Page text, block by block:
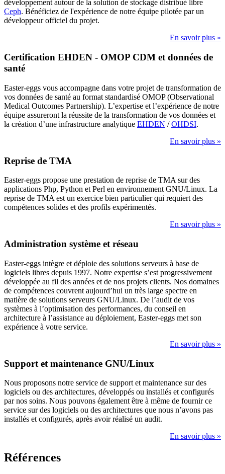
développement autour de la solution de stockage distribué libre
Ceph. Bénéficiez de l'expérience de notre équipe pilotée par un
développeur officiel du projet.
En savoir plus »
Certification EHDEN - OMOP CDM et données de
santé
Easter-eggs vous accompagne dans votre projet de transformation de
vos données de santé au format standardisé OMOP (Observational
Medical Outcomes Partnership). L’expertise et l’expérience de notre
équipe assureront la réussite de la transformation de vos données et
la création d’une infrastructure analytique EHDEN /OHDSI.
En savoir plus »
Reprise de TMA
Easter-eggs propose une prestation de reprise de TMA sur des
applications Php, Python et Perl en environnement GNU/Linux. La
reprise de TMA est un exercice bien particulier qui requiert des
compétences solides et des profils expérimentés.
En savoir plus »
Administration système et réseau
Easter-eggs intègre et déploie des solutions serveurs à base de
logiciels libres depuis 1997. Notre expertise s’est progressivement
développée au fil des années et de nos projets clients. Nos domaines
de compétences couvrent aujourd’hui un très large spectre en
matière de solutions serveurs GNU/Linux. De l’audit de vos
systèmes à l’optimisation des performances, du conseil en
architecture à l’assistance au déploiement, Easter-eggs met son
expérience à votre service.
En savoir plus »
Support et maintenance GNU/Linux
Nous proposons notre service de support et maintenance sur des
logiciels ou des architectures, développés ou installés et configurés
par nos soins. Nous pouvons également être à même de fournir ce
service sur des logiciels ou des architectures que nous n’avons pas
installés et configurés, après avoir réalisé un audit.
En savoir plus »
Références